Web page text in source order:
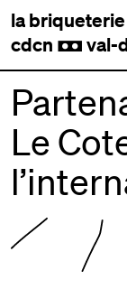
la briqueterie
cdcn , val-
Le